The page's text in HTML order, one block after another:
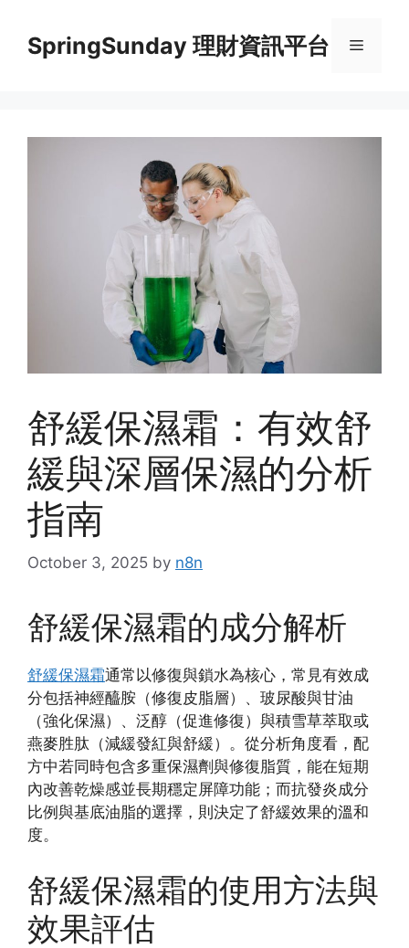
contentSpringSunday 理財資訊平台 Menu
舒緩保濕霜：有效舒
緩與深層保濕的分析
指南
October 3, 2025 by n8n
舒緩保濕霜的成分解析
舒緩保濕霜通常以修復與鎖水為核心，常見有效成
分包括神經醯胺（修復皮脂層）、玻尿酸與甘油
（強化保濕）、泛醇（促進修復）與積雪草萃取或
燕麥胜肽（減緩發紅與舒緩）。從分析角度看，配
方中若同時包含多重保濕劑與修復脂質，能在短期
內改善乾燥感並長期穩定屏障功能；而抗發炎成分
比例與基底油脂的選擇，則決定了舒緩效果的溫和
度。
舒緩保濕霜的使用方法與
效果評估